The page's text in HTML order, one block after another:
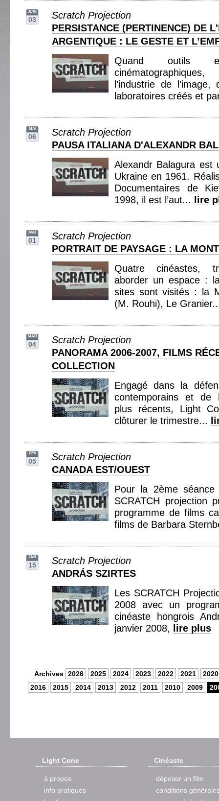
JUIN
03
Scratch Projection
PERSISTANCE (PERTINENCE) DE
ARGENTIQUE : LE GESTE ET
Quand outils
l’industrie de
laboratoires créés et
MAI
06
Scratch Projection
PAUSA ITALIANA D'ALEXANDR
Alexandr Balagura est
Ukraine en 1961.
Documentaires de
1998, il est l’aut...
lire
AVR
01
Scratch Projection
PORTRAIT DE PAYSAGE : LA
Quatre cinéastes,
aborder un espace :
sites sont visités : la
(M. Rouhi), Le
MAR
04
Scratch Projection
PANORAMA 2006-2007, FILMS
COLLECTION
Engagé dans la
contemporains et de
plus récents, Light
clôturer le trimestre...
FEV
05
Scratch Projection
CANADA EST/OUEST
Pour la 2ème
SCRATCH projection
programme de films
films de Barbara
JAN
15
Scratch Projection
ANDRÁS SZIRTES
Les SCRATCH
2008 avec un
cinéaste hongrois
janvier 2008,
lire plus
Archives 2026 2025 2024 2023 2022 2021
2020
2016
2015 2014 2013 2012 2011 2010 2009
Light Cone
à propos
info pratiques
Cinéaste
déposer un film
conditions